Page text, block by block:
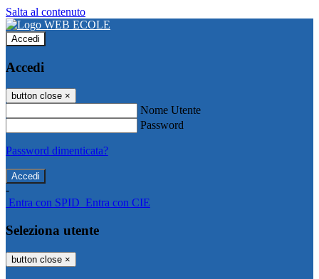
Salta al contenuto
Accedi
Accedi
button close ×
Nome Utente
Password
Password dimenticata?
-
Entra con SPID Entra con CIE
Seleziona utente
button close ×